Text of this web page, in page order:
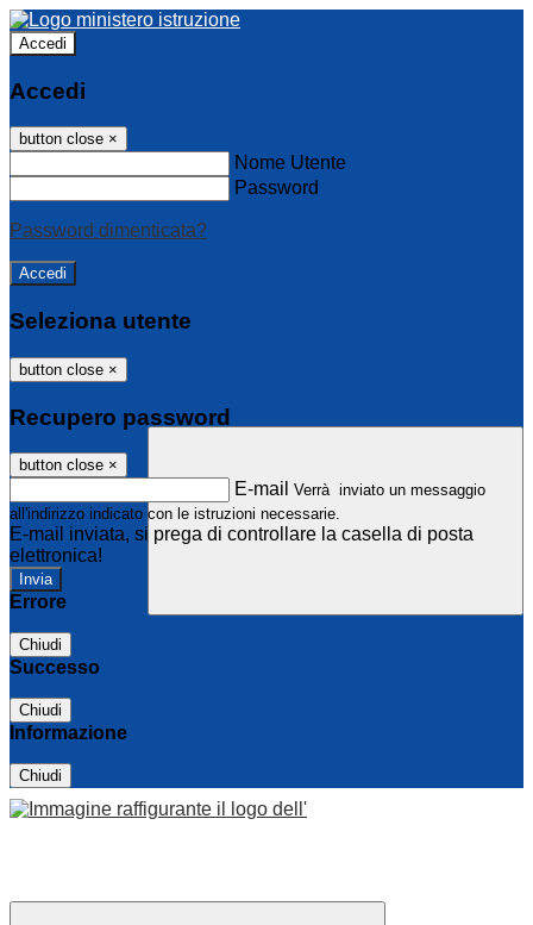
Accedi
Accedi
button close ×
Nome Utente
Password
Password dimenticata?
Seleziona utente
button close ×
Recupero password
button close ×
E-mail Verrà inviato un messaggio
all'indirizzo indicato con le istruzioni necessarie.
E-mail inviata, si prega di controllare la casella di posta
elettronica!
Errore
Chiudi
Successo
Chiudi
Informazione
Chiudi